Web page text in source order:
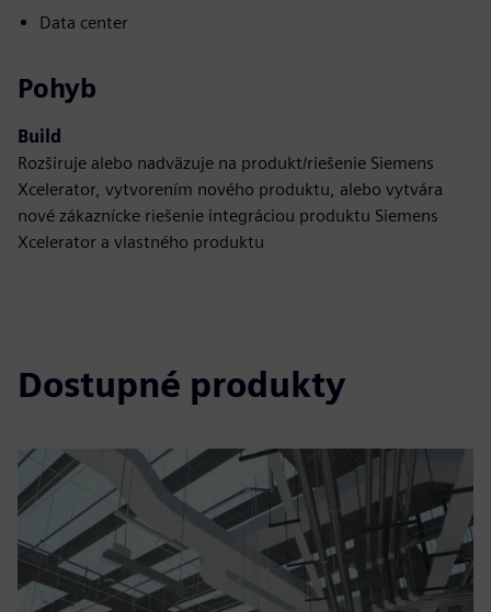
Data center
Pohyb
Build
Rozširuje alebo nadväzuje na produkt/riešenie Siemens
Xcelerator, vytvorením nového produktu, alebo vytvára
nové zákaznícke riešenie integráciou produktu Siemens
Xcelerator a vlastného produktu
Dostupné produkty